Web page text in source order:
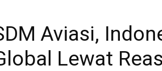
Aviasi,
Lewat